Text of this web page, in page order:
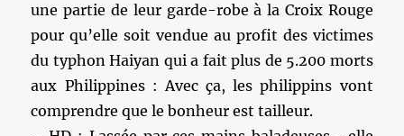
une partie de leur garde-robe à la Croix Rouge
pour qu’elle soit vendue au profit des victimes
du typhon Haiyan qui a fait plus de 5.200 morts
aux Philippines : Avec ça, les philippins vont
comprendre que le bonheur est tailleur.